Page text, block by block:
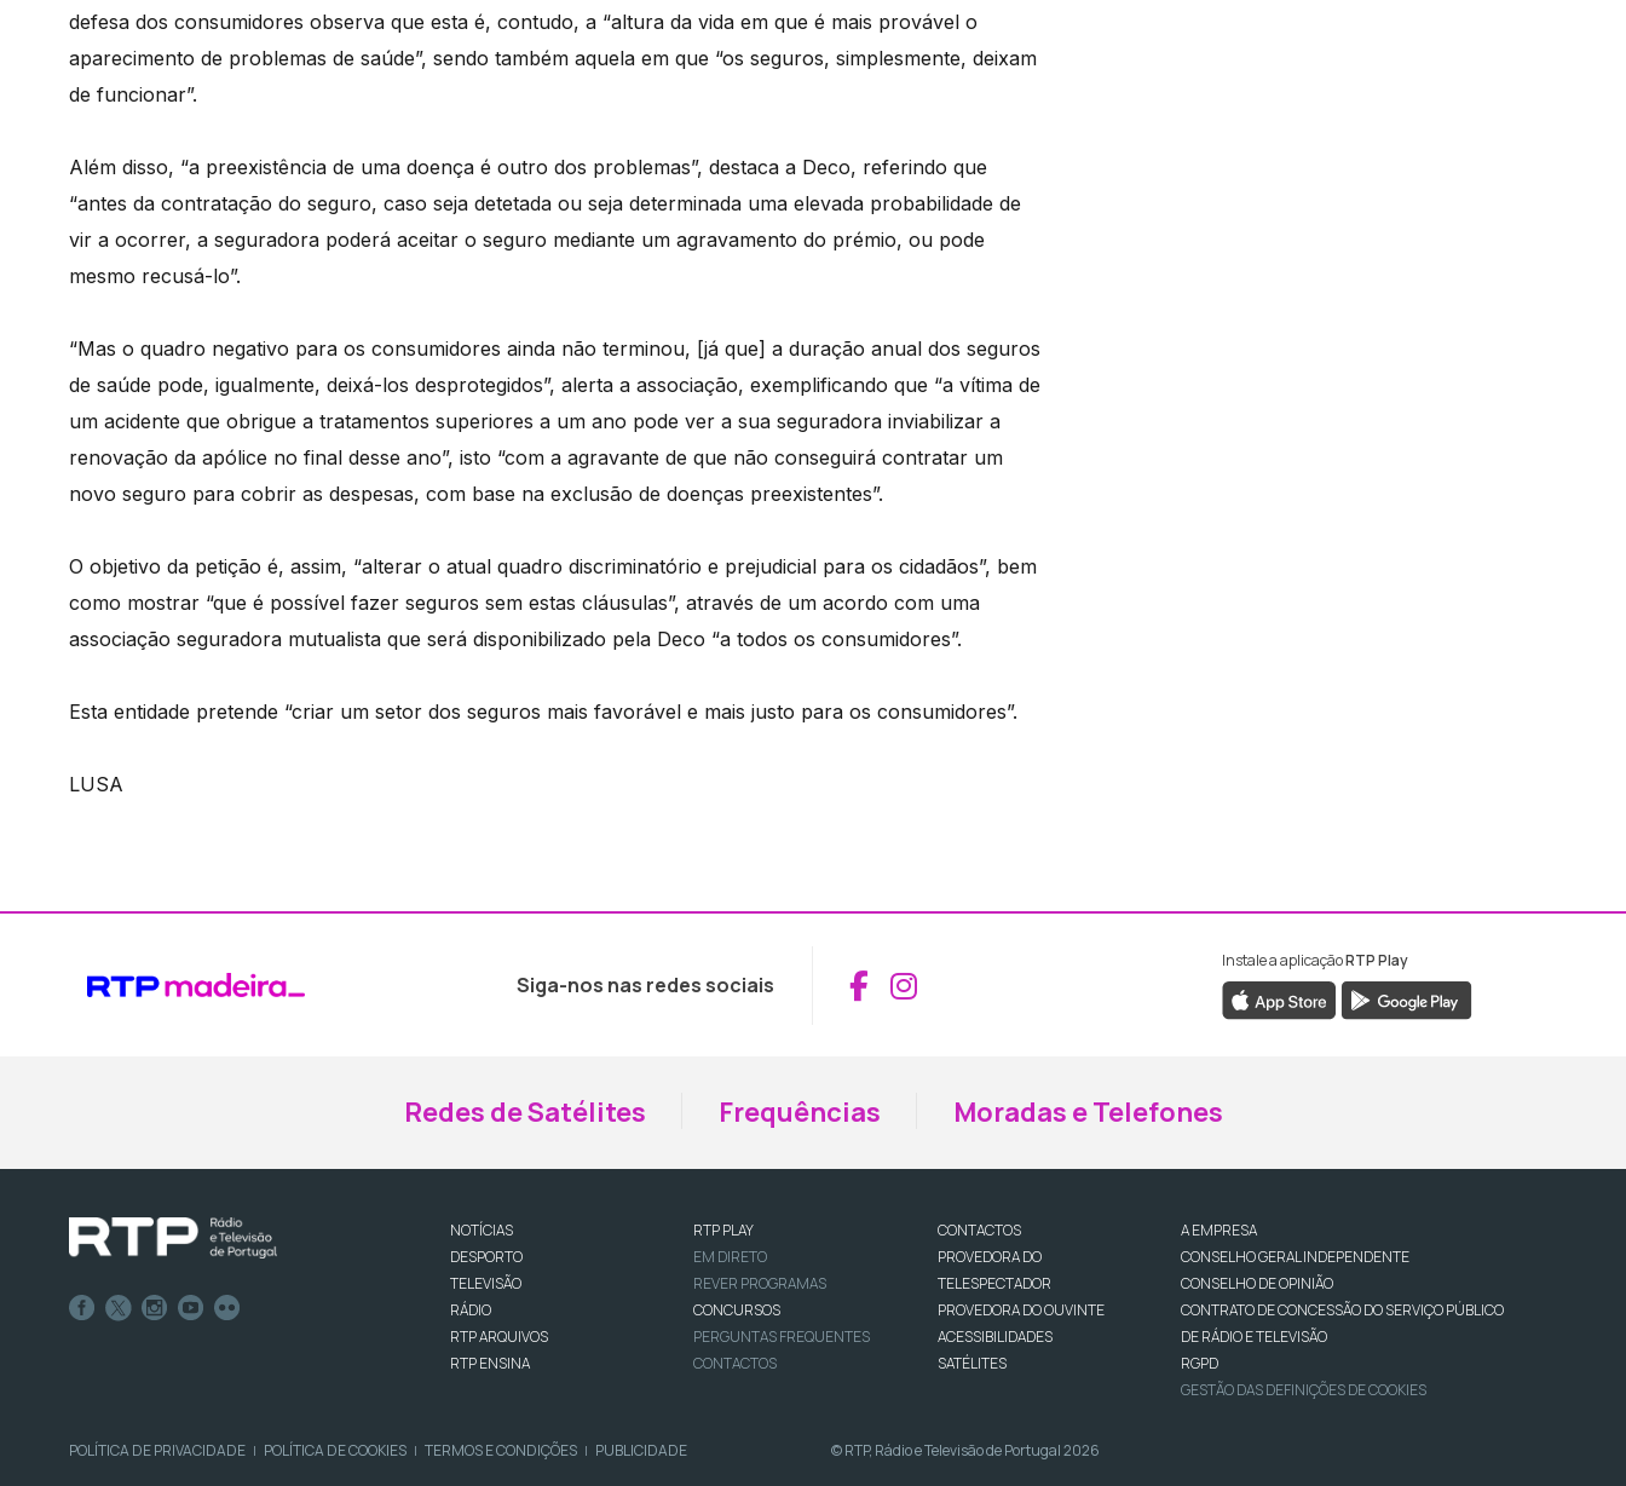
defesa dos consumidores observa que esta é, contudo, a “altura da vida em que é mais provável o
aparecimento de problemas de saúde”, sendo também aquela em que “os seguros, simplesmente, deixam
de funcionar”.
Além disso, “a preexistência de uma doença é outro dos problemas”, destaca a Deco, referindo que
“antes da contratação do seguro, caso seja detetada ou seja determinada uma elevada probabilidade de
vir a ocorrer, a seguradora poderá aceitar o seguro mediante um agravamento do prémio, ou pode
mesmo recusá-lo”.
“Mas o quadro negativo para os consumidores ainda não terminou, [já que] a duração anual dos seguros
de saúde pode, igualmente, deixá-los desprotegidos”, alerta a associação, exemplificando que “a vítima de
um acidente que obrigue a tratamentos superiores a um ano pode ver a sua seguradora inviabilizar a
renovação da apólice no final desse ano”, isto “com a agravante de que não conseguirá contratar um
novo seguro para cobrir as despesas, com base na exclusão de doenças preexistentes”.
O objetivo da petição é, assim, “alterar o atual quadro discriminatório e prejudicial para os cidadãos”, bem
como mostrar “que é possível fazer seguros sem estas cláusulas”, através de um acordo com uma
associação seguradora mutualista que será disponibilizado pela Deco “a todos os consumidores”.
Esta entidade pretende “criar um setor dos seguros mais favorável e mais justo para os consumidores”.
LUSA
Siga-nos nas redes sociais Aceder ao Facebook da RTP Madeira
Aceder ao Instagram da RTP Madeira
Instale a aplicaçãoRTP Play
Redes de Satélites Frequências Moradas e Telefones
NOTÍCIAS
DESPORTO
TELEVISÃO
RÁDIO
RTP ARQUIVOS
RTP ENSINA
RTP PLAY
EM DIRETO
REVER PROGRAMAS
CONCURSOS
PERGUNTAS FREQUENTES
CONTACTOS
CONTACTOS
PROVEDORA DO
TELESPECTADOR
PROVEDORA DO OUVINTE
ACESSIBILIDADES
SATÉLITES
A EMPRESA
CONSELHO GERAL INDEPENDENTE
CONSELHO DE OPINIÃO
CONTRATO DE CONCESSÃO DO SERVIÇO PÚBLICO
DE RÁDIO E TELEVISÃO
RGPD
GESTÃO DAS DEFINIÇÕES DE COOKIES
POLÍTICA DE PRIVACIDADE | POLÍTICA DE COOKIES | TERMOS E CONDIÇÕES | PUBLICIDADE © RTP, Rádio e Televisão de Portugal 2026